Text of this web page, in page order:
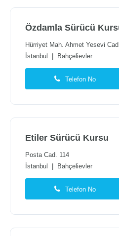
Hürriyet Mah. Ahmet Yesevi
İstanbul
Bahçelievler
Telefon No
Etiler Sürücü Kursu
Posta Cad. 114
İstanbul
Bahçelievler
Telefon No